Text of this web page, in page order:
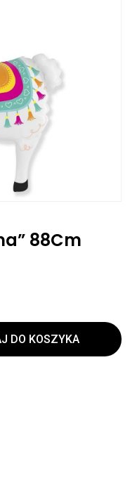
88Cm
DO KOSZYKA